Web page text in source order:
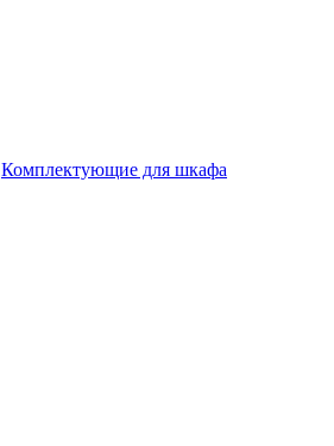
Комплектующие для шкафа